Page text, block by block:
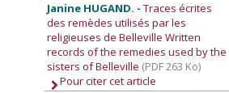
Janine HUGAND. -Traces écrites
des remèdes utilisés par les
religieuses de Belleville Written
records of the remedies used by the
sisters of Belleville (PDF 263 Ko)
Pour citer cet article